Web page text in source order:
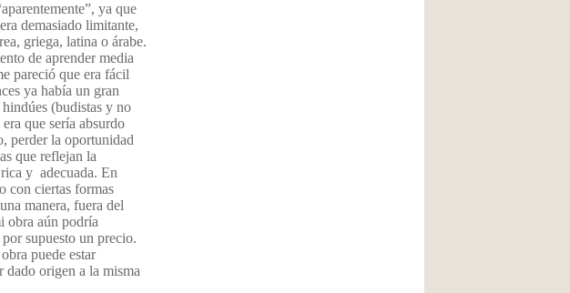
ya que
demasiado limitante,
griega, latina o árabe.
de aprender media
pareció que era fácil
ya había un gran
(budistas y no
que sería absurdo
perder la oportunidad
que reflejan la
y adecuada. En
con ciertas formas
manera, fuera del
obra aún podría
supuesto un precio.
puede estar
dado origen a la misma